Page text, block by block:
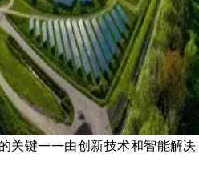
关键——由创新技术和智能解决